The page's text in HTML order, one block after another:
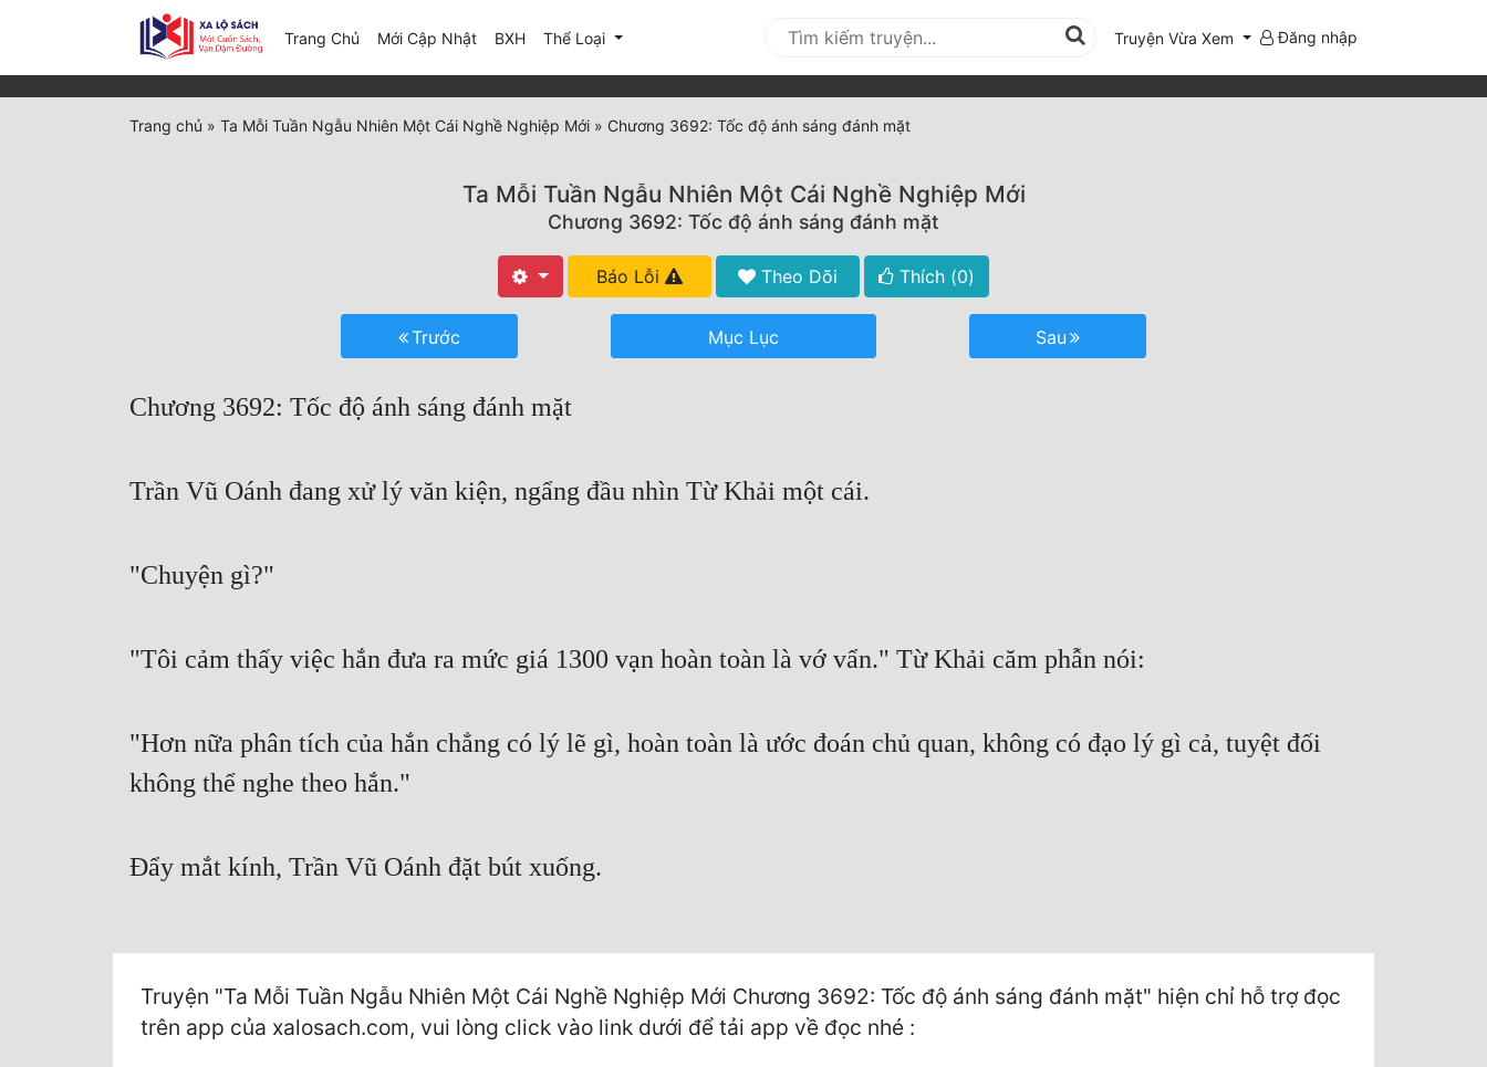
Trang Chủ Mới Cập Nhật(current)
BXH Thể Loại Truyện Vừa Xem Đăng nhập
Trang chủ » Ta Mỗi Tuần Ngẫu Nhiên Một Cái Nghề Nghiệp Mới » Chương 3692: Tốc độ ánh sáng đánh mặt
Ta Mỗi Tuần Ngẫu Nhiên Một Cái Nghề Nghiệp Mới
Chương 3692: Tốc độ ánh sáng đánh mặt
Báo Lỗi Theo Dõi Thích (0)
Trước Mục Lục Sau
Chương 3692: Tốc độ ánh sáng đánh mặt
Trần Vũ Oánh đang xử lý văn kiện, ngẩng đầu nhìn Từ Khải một cái.
"Chuyện gì?"
"Tôi cảm thấy việc hắn đưa ra mức giá 1300 vạn hoàn toàn là vớ vẩn." Từ Khải căm phẫn nói:
"Hơn nữa phân tích của hắn chẳng có lý lẽ gì, hoàn toàn là ước đoán chủ quan, không có đạo lý gì cả, tuyệt đối
không thể nghe theo hắn."
Đẩy mắt kính, Trần Vũ Oánh đặt bút xuống.
Truyện "Ta Mỗi Tuần Ngẫu Nhiên Một Cái Nghề Nghiệp Mới Chương 3692: Tốc độ ánh sáng đánh mặt" hiện chỉ hỗ trợ đọc
trên app của xalosach.com, vui lòng click vào link dưới để tải app về đọc nhé :